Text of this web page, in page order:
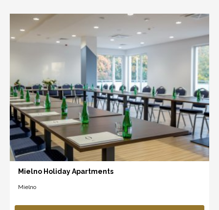
Mielno Holiday Apartments
Mielno